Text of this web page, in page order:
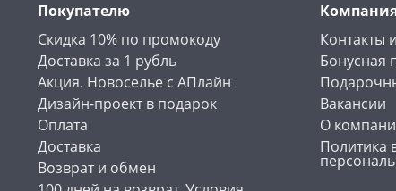
Покупателю
Скидка 10% по промокоду
Доставка за 1 рубль
Акция. Новоселье с АПлайн
Дизайн-проект в подарок
Оплата
Доставка
Возврат и обмен
Контакты
Бонусная
Вакансии
О
Политика